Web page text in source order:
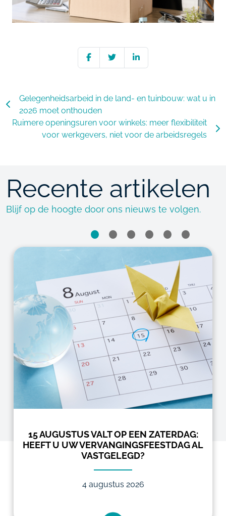
Gelegenheidsarbeid in de land- en tuinbouw: wat u in
2026 moet onthouden
Ruimere openingsuren voor winkels: meer flexibiliteit
voor werkgevers, niet voor de arbeidsregels
Recente artikelen
Blijf op de hoogte door ons nieuws te volgen.
15 AUGUSTUS VALT OP EEN ZATERDAG:
HEEFT U UW VERVANGINGSFEESTDAG AL
VASTGELEGD?
4 augustus 2026